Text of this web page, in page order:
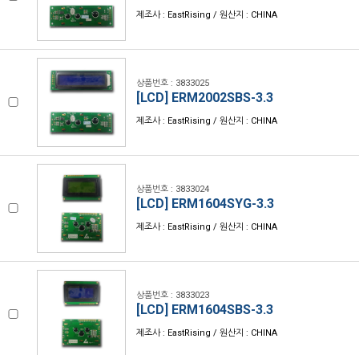
제조사 : EastRising / 원산지 : CHINA
상품번호 : 3833025
[LCD] ERM2002SBS-3.3
제조사 : EastRising / 원산지 : CHINA
상품번호 : 3833024
[LCD] ERM1604SYG-3.3
제조사 : EastRising / 원산지 : CHINA
상품번호 : 3833023
[LCD] ERM1604SBS-3.3
제조사 : EastRising / 원산지 : CHINA